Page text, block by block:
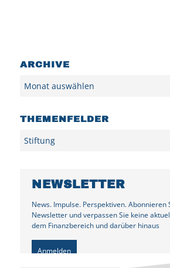
ARCHIVE
THEMENFELDER
NEWSLETTER
News. Impulse. Perspektiven. Abonnieren
Newsletter und verpassen Sie keine
dem Finanzbereich und darüber hinaus
Anmelden